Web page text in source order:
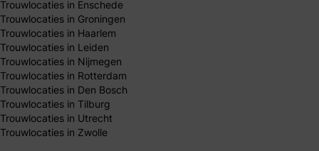
Trouwlocaties in Enschede
Trouwlocaties in Groningen
Trouwlocaties in Haarlem
Trouwlocaties in Leiden
Trouwlocaties in Nijmegen
Trouwlocaties in Rotterdam
Trouwlocaties in Den Bosch
Trouwlocaties in Tilburg
Trouwlocaties in Utrecht
Trouwlocaties in Zwolle